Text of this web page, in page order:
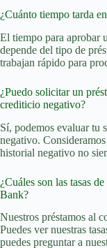
¿Cuánto tiempo tarda
El tiempo para aprobar
depende del tipo de
trabajan rápido para
¿Puedo solicitar un
crediticio negativo?
Sí, podemos evaluar tu
negativo.
historial negativo no
¿Cuáles son las tasas
Bank?
Nuestros préstamos al
Puedes ver nuestras
puedes preguntar a